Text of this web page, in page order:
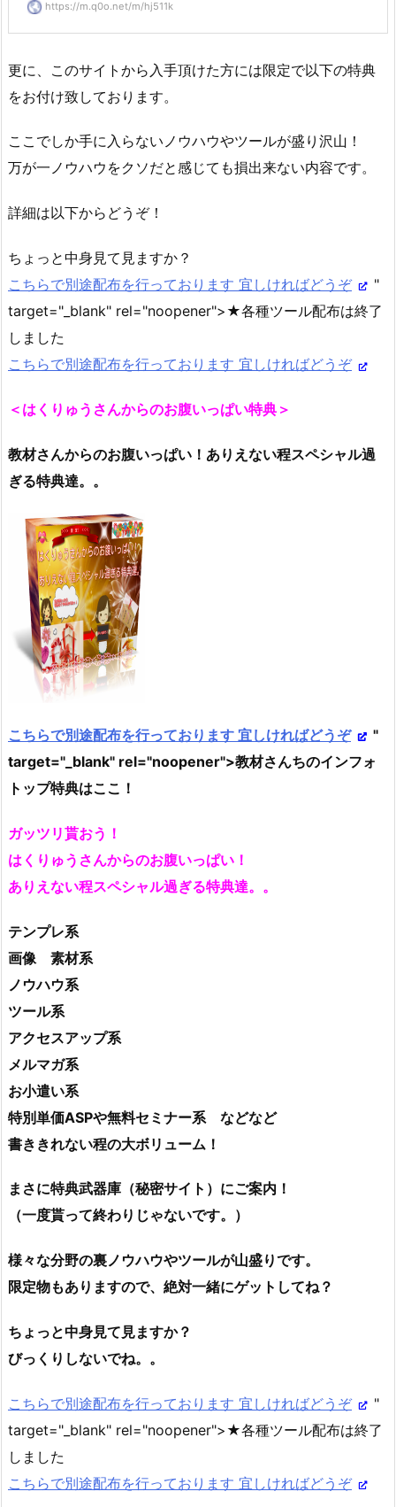
https://m.q0o.net/m/hj511k
更に、このサイトから入手頂けた方には限定で以下の特典
をお付け致しております。
ここでしか手に入らないノウハウやツールが盛り沢山！
万が一ノウハウをクソだと感じても損出来ない内容です。
詳細は以下からどうぞ！
ちょっと中身見て見ますか？
こちらで別途配布を行っております 宜しければどうぞ
"
target="_blank" rel="noopener">★各種ツール配布は終了
しました
こちらで別途配布を行っております 宜しければどうぞ
＜はくりゅうさんからのお腹いっぱい特典＞
教材さんからのお腹いっぱい！ありえない程スペシャル過
ぎる特典達。。
こちらで別途配布を行っております 宜しければどうぞ
"
target="_blank" rel="noopener">教材さんちのインフォ
トップ特典はここ！
ガッツリ貰おう！
はくりゅうさんからのお腹いっぱい！
ありえない程スペシャル過ぎる特典達。。
テンプレ系
画像 素材系
ノウハウ系
ツール系
アクセスアップ系
メルマガ系
お小遣い系
特別単価ASPや無料セミナー系 などなど
書ききれない程の大ボリューム！
まさに特典武器庫（秘密サイト）にご案内！
（一度貰って終わりじゃないです。）
様々な分野の裏ノウハウやツールが山盛りです。
限定物もありますので、絶対一緒にゲットしてね？
ちょっと中身見て見ますか？
びっくりしないでね。。
こちらで別途配布を行っております 宜しければどうぞ
"
target="_blank" rel="noopener">★各種ツール配布は終了
しました
こちらで別途配布を行っております 宜しければどうぞ